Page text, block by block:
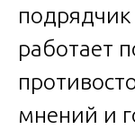
подрядчик
работает
мнений и